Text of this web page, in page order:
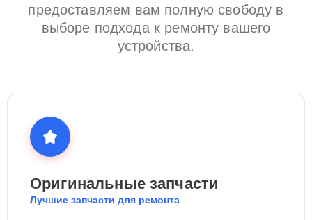
предоставляем вам полную свободу в
выборе подхода к ремонту вашего
устройства.
Оригинальные запчасти
Лучшие запчасти для ремонта